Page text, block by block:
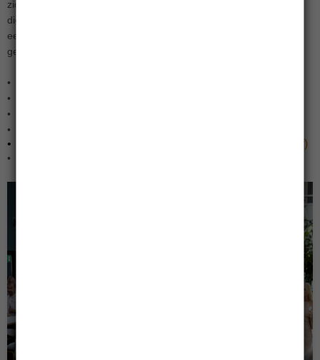
zich laten inspireren tijdens diverse breakout-sessies. De sessies,
die door diverse Achmea-collega’s verzorgd werden, boden over
een breed front onze oplossingen en actuele inzichten op het
gebied van pensioenen, beleggen en impact.
•
•
•
•
• De flexibele premieregeling, de lessen uit de praktijk (pdf)
•